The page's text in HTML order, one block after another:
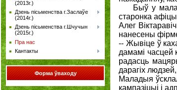
(2013г.)
Дзень пісьменства г.Заслаўе
(2014г.)
Дзень пісьменства г.Шчучын
(2015г.)
Пра нас
Кантакты
Форма ўваходу
Быў у
старонка
Алег
нанесены
-- Жывіце ў
дамамі часцей
радасць
дарагіх
Маладыя
кампазіцыі і